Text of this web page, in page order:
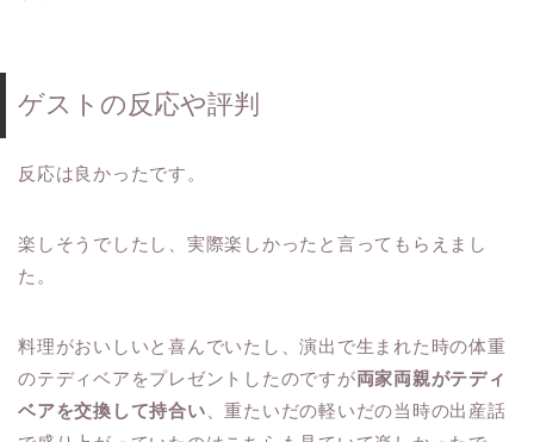
ゲストの反応や評判
反応は良かったです。
楽しそうでしたし、実際楽しかったと言ってもらえまし
た。
料理がおいしいと喜んでいたし、演出で生まれた時の体重
のテディベアをプレゼントしたのですが両家両親がテディ
ベアを交換して持合い 、重たいだの軽いだの当時の出産話